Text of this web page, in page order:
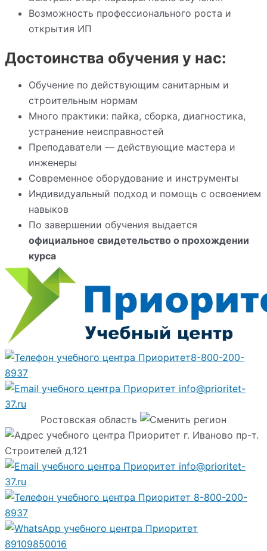
Возможность профессионального роста и
открытия ИП
Достоинства обучения у нас:
Обучение по действующим санитарным и
строительным нормам
Много практики: пайка, сборка, диагностика,
устранение неисправностей
Преподаватели — действующие мастера и
инженеры
Современное оборудование и инструменты
Индивидуальный подход и помощь с освоением
навыков
По завершении обучения выдается
официальное свидетельство о прохождении
курса
8-800-200-
8937
info@prioritet-
37.ru
Ростовская область
г. Иваново пр-т.
Строителей д.121
info@prioritet-
37.ru
8-800-200-
8937
89109850016